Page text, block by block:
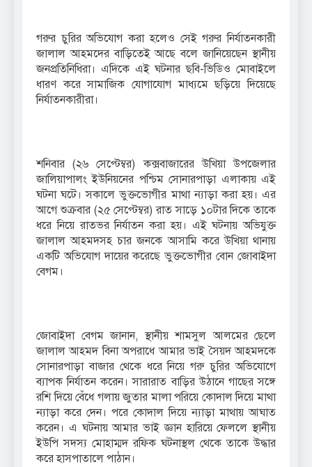
গরুর চুরির অভিযোগ করা হলেও সেই গরুর নির্যাতনকারী
জালাল আহমদের বাড়িতেই আছে বলে জানিয়েছেন স্থানীয়
জনপ্রতিনিধিরা। এদিকে এই ঘটনার ছবি-ভিডিও মোবাইলে
ধারণ করে সামাজিক যোগাযোগ মাধ্যমে ছড়িয়ে দিয়েছে
নির্যাতনকারীরা।
শনিবার (২৬ সেপ্টেম্বর) কক্সবাজারের উখিয়া উপজেলার
জালিয়াপালং ইউনিয়নের পশ্চিম সোনারপাড়া এলাকায় এই
ঘটনা ঘটে। সকালে ভুক্তভোগীর মাথা ন্যাড়া করা হয়। এর
আগে শুক্রবার (২৫ সেপ্টেম্বর) রাত সাড়ে ১০টার দিকে তাকে
ধরে নিয়ে রাতভর নির্যাতন করা হয়। এই ঘটনায় অভিযুক্ত
জালাল আহমদসহ চার জনকে আসামি করে উখিয়া থানায়
একটি অভিযোগ দায়ের করেছে ভুক্তভোগীর বোন জোবাইদা
বেগম।
জোবাইদা বেগম জানান, স্থানীয় শামসুল আলমের ছেলে
জালাল আহমদ বিনা অপরাধে আমার ভাই সৈয়দ আহমদকে
সোনারপাড়া বাজার থেকে ধরে নিয়ে গরু চুরির অভিযোগে
ব্যাপক নির্যাতন করেন। সারারাত বাড়ির উঠানে গাছের সঙ্গে
রশি দিয়ে বেঁধে গলায় জুতার মালা পরিয়ে কোদাল দিয়ে মাথা
ন্যাড়া করে দেন। পরে কোদাল দিয়ে ন্যাড়া মাথায় আঘাত
করেন। এ ঘটনায় আমার ভাই জ্ঞান হারিয়ে ফেললে স্থানীয়
ইউপি সদস্য মোহাম্মদ রফিক ঘটনাস্থল থেকে তাকে উদ্ধার
করে হাসপাতালে পাঠান।